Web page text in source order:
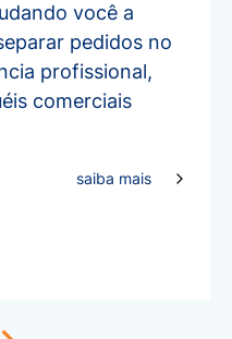
você a
pedidos no
profissional,
comerciais
saiba mais